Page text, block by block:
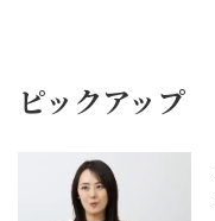
ピックアップ